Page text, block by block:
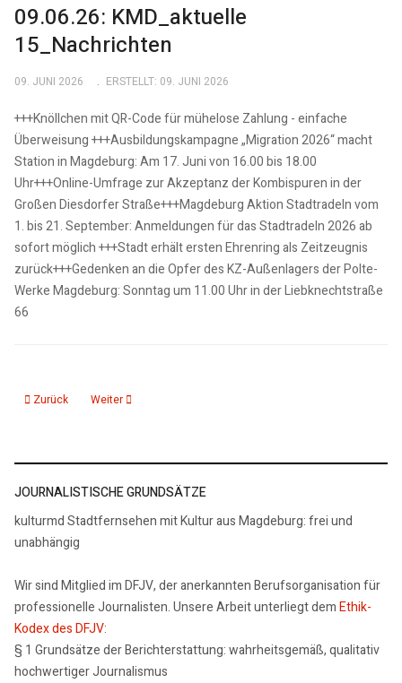
09.06.26: KMD_aktuelle
15_Nachrichten
09. JUNI 2026 ERSTELLT: 09. JUNI 2026
+++Knöllchen mit QR-Code für mühelose Zahlung - einfache
Überweisung +++Ausbildungskampagne „Migration 2026“ macht
Station in Magdeburg: Am 17. Juni von 16.00 bis 18.00
Uhr+++Online-Umfrage zur Akzeptanz der Kombispuren in der
Großen Diesdorfer Straße+++Magdeburg Aktion Stadtradeln vom
1. bis 21. September: Anmeldungen für das Stadtradeln 2026 ab
sofort möglich +++Stadt erhält ersten Ehrenring als Zeitzeugnis
zurück+++Gedenken an die Opfer des KZ-Außenlagers der Polte-
Werke Magdeburg: Sonntag um 11.00 Uhr in der Liebknechtstraße
66
Vorheriger Beitrag: 10.06.26: KMD_aktuelle 15_Nachrichten
Zurück Nächster Beitrag: 09.06.26: kmd Polizeiticker
Weiter
JOURNALISTISCHE GRUNDSÄTZE
kulturmd Stadtfernsehen mit Kultur aus Magdeburg: frei und
unabhängig
Wir sind Mitglied im DFJV, der anerkannten Berufsorganisation für
professionelle Journalisten. Unsere Arbeit unterliegt demEthik-
Kodex des DFJV:
§ 1 Grundsätze der Berichterstattung: wahrheitsgemäß, qualitativ
hochwertiger Journalismus